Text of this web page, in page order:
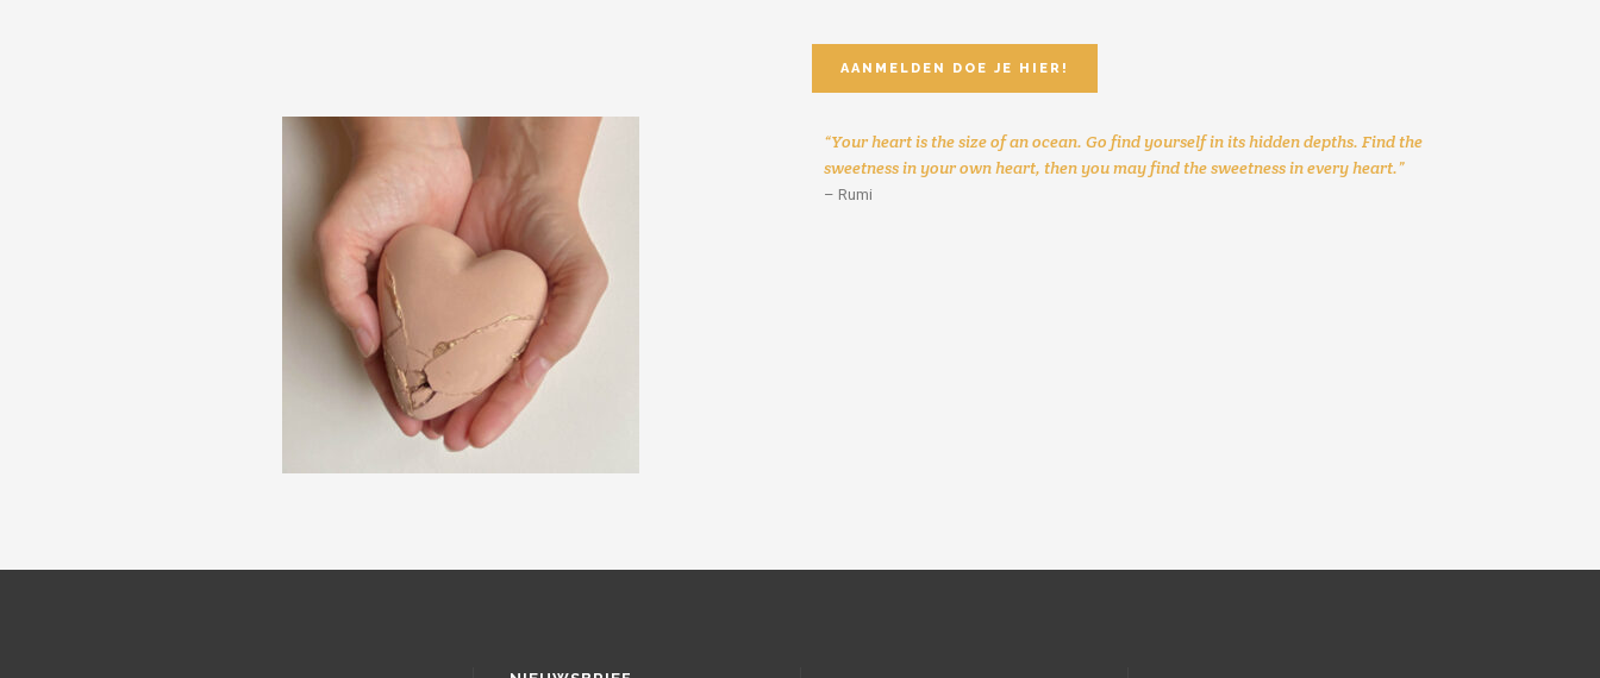
AANMELDEN DOE JE HIER!
“Your heart is the size of an ocean. Go find yourself in its hidden depths. Find the
sweetness in your own heart, then you may find the sweetness in every heart.”
– Rumi